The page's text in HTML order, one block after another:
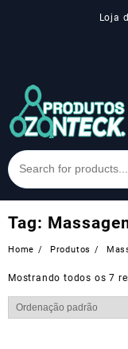
Loja
Tag:
Home Produtos
Mostrando todos os 7